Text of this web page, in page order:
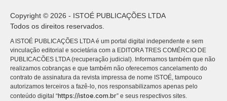
Copyright © 2026 - ISTOÉ PUBLICAÇÕES LTDA
Todos os direitos reservados.
A ISTOÉ PUBLICAÇÕES LTDA é um portal digital independente e sem
vinculação editorial e societária com a EDITORA TRES COMÉRCIO DE
PUBLICACÕES LTDA (recuperação judicial). Informamos também que não
realizamos cobranças e que também não oferecemos cancelamento do
contrato de assinatura da revista impressa de nome ISTOÉ, tampouco
autorizamos terceiros a fazê-lo, nos responsabilizamos apenas pelo
conteúdo digital “https://istoe.com.br” e seus respectivos sites.